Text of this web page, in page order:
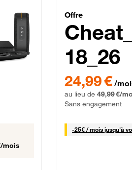
mois
Offre
18_26
24,99 € /
au lieu de 49,99 €/
Sans engagement
-25€ / mois25 € par
jusqu'à